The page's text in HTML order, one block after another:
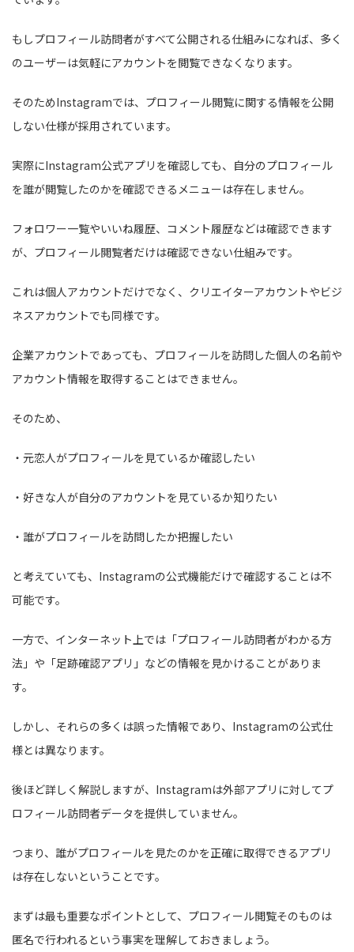
もしプロフィール訪問者がすべて公開される仕組みになれば、多く
のユーザーは気軽にアカウントを閲覧できなくなります。
そのためInstagramでは、プロフィール閲覧に関する情報を公開
しない仕様が採用されています。
実際にInstagram公式アプリを確認しても、自分のプロフィール
を誰が閲覧したのかを確認できるメニューは存在しません。
フォロワー一覧やいいね履歴、コメント履歴などは確認できます
が、プロフィール閲覧者だけは確認できない仕組みです。
これは個人アカウントだけでなく、クリエイターアカウントやビジ
ネスアカウントでも同様です。
企業アカウントであっても、プロフィールを訪問した個人の名前や
アカウント情報を取得することはできません。
そのため、
・元恋人がプロフィールを見ているか確認したい
・好きな人が自分のアカウントを見ているか知りたい
・誰がプロフィールを訪問したか把握したい
と考えていても、Instagramの公式機能だけで確認することは不
可能です。
一方で、インターネット上では「プロフィール訪問者がわかる方
法」や「足跡確認アプリ」などの情報を見かけることがありま
す。
しかし、それらの多くは誤った情報であり、Instagramの公式仕
様とは異なります。
後ほど詳しく解説しますが、Instagramは外部アプリに対してプ
ロフィール訪問者データを提供していません。
つまり、誰がプロフィールを見たのかを正確に取得できるアプリ
は存在しないということです。
まずは最も重要なポイントとして、プロフィール閲覧そのものは
匿名で行われるという事実を理解しておきましょう。